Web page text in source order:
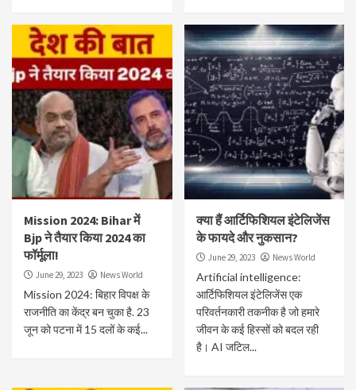
Mission 2024: Bihar में
Bjp ने तैयार किया 2024 का
फॉर्मूला!
June 29, 2023 News World
Mission 2024: बिहार विपक्ष के
राजनीति का केंद्र बन चुका है. 23
जून को पटना में 15 दलों के कई...
क्या हैं आर्टिफिशियल इंटेलिजेंस
के फायदे और नुकसान?
June 29, 2023 News World
Artificial intelligence:
आर्टिफिशियल इंटेलिजेंस एक
परिवर्तनकारी तकनीक है जो हमारे
जीवन के कई हिस्सों को बदल रही
है। AI जटिल...